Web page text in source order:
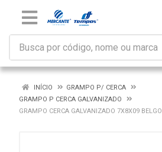
INÍCIO
GRAMPO P/ CERCA
GRAMPO P CERCA GALVANIZADO
GRAMPO CERCA GALVANIZADO 7X8X09 BELGO